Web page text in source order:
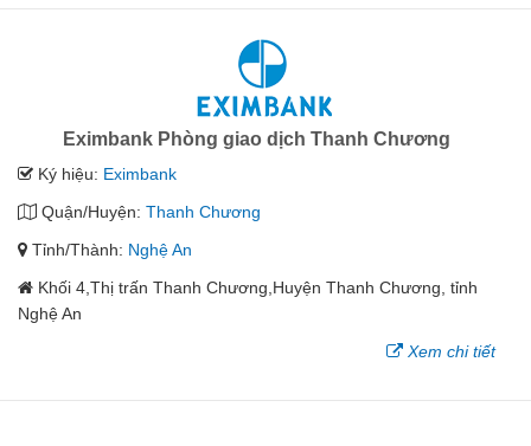
Eximbank Phòng giao dịch Thanh Chương
Ký hiệu: Eximbank
Quận/Huyện: Thanh Chương
Tỉnh/Thành: Nghệ An
Khối 4,Thị trấn Thanh Chương,Huyện Thanh Chương, tỉnh
Nghệ An
Xem chi tiết